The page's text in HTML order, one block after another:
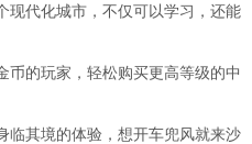
现代化城市，不仅可以学习，还能
币的玩家，轻松购买更高等级的中
临其境的体验，想开车兜风就来沙